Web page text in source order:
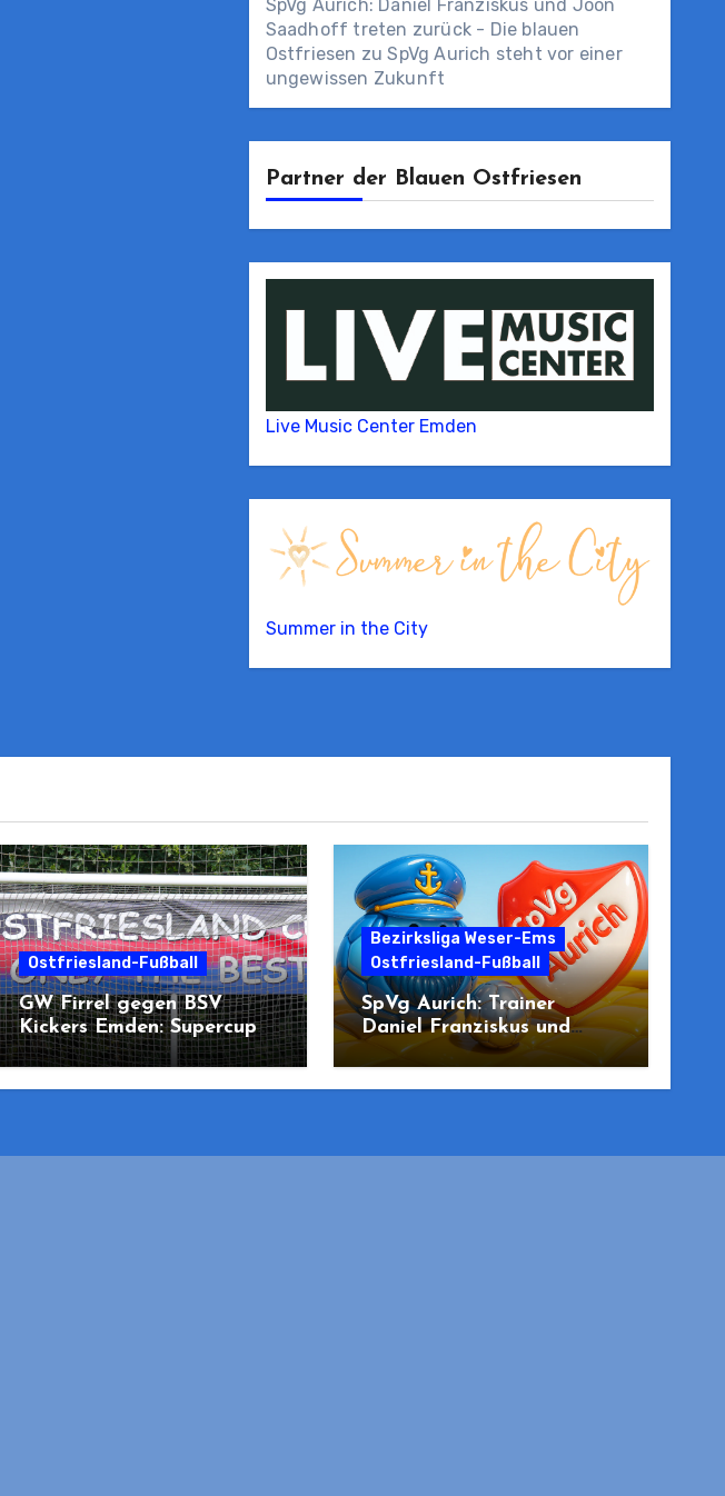
SpVg Aurich: Daniel Franziskus und Joon
Saadhoff treten zurück - Die blauen
Ostfriesen zuSpVg Aurich steht vor einer
ungewissen Zukunft
Partner der Blauen Ostfriesen
Live Music Center Emden
Summer in the City
Ostfriesland-Fußball
GW Firrel gegen BSV
Kickers Emden: Supercup
bringt Region in Stimmung
Bezirksliga Weser-Ems
Ostfriesland-Fußball
SpVg Aurich: Trainer
Daniel Franziskus und
Joon Saadhoff treten
zurück